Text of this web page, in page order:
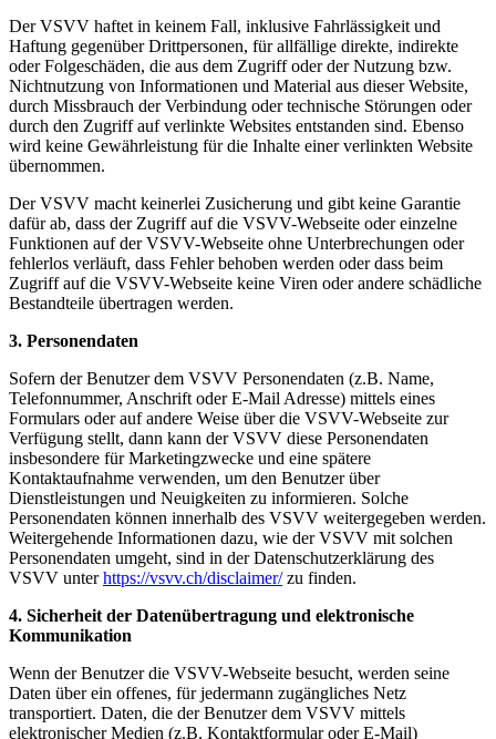
Der VSVV haftet in keinem Fall, inklusive Fahrlässigkeit und
Haftung gegenüber Drittpersonen, für allfällige direkte, indirekte
oder Folgeschäden, die aus dem Zugriff oder der Nutzung bzw.
Nichtnutzung von Informationen und Material aus dieser Website,
durch Missbrauch der Verbindung oder technische Störungen oder
durch den Zugriff auf verlinkte Websites entstanden sind. Ebenso
wird keine Gewährleistung für die Inhalte einer verlinkten Website
übernommen.
Der VSVV macht keinerlei Zusicherung und gibt keine Garantie
dafür ab, dass der Zugriff auf die VSVV-Webseite oder einzelne
Funktionen auf der VSVV-Webseite ohne Unterbrechungen oder
fehlerlos verläuft, dass Fehler behoben werden oder dass beim
Zugriff auf die VSVV-Webseite keine Viren oder andere schädliche
Bestandteile übertragen werden.
3. Personendaten
Sofern der Benutzer dem VSVV Personendaten (z.B. Name,
Telefonnummer, Anschrift oder E-Mail Adresse) mittels eines
Formulars oder auf andere Weise über die VSVV-Webseite zur
Verfügung stellt, dann kann der VSVV diese Personendaten
insbesondere für Marketingzwecke und eine spätere
Kontaktaufnahme verwenden, um den Benutzer über
Dienstleistungen und Neuigkeiten zu informieren. Solche
Personendaten können innerhalb des VSVV weitergegeben werden.
Weitergehende Informationen dazu, wie der VSVV mit solchen
Personendaten umgeht, sind in der Datenschutzerklärung des
VSVV unterhttps://vsvv.ch/disclaimer/zu finden.
4. Sicherheit der Datenübertragung und elektronische
Kommunikation
Wenn der Benutzer die VSVV-Webseite besucht, werden seine
Daten über ein offenes, für jedermann zugängliches Netz
transportiert. Daten, die der Benutzer dem VSVV mittels
elektronischer Medien (z.B. Kontaktformular oder E-Mail)